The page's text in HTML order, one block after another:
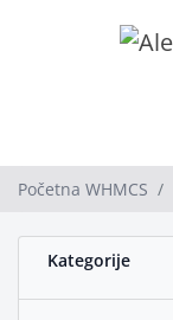
Početna WHMCS
Kategorije